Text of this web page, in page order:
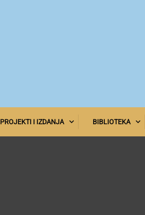
PROJEKTI I IZDANJA BIBLIOTEKA